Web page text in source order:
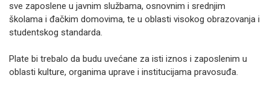
sve zaposlene u javnim službama, osnovnim i srednjim
školama i đačkim domovima, te u oblasti visokog obrazovanja i
studentskog standarda.
Plate bi trebalo da budu uvećane za isti iznos i zaposlenim u
oblasti kulture, organima uprave i institucijama pravosuđa.